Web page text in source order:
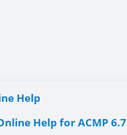
Help
Help for ACMP 6.7